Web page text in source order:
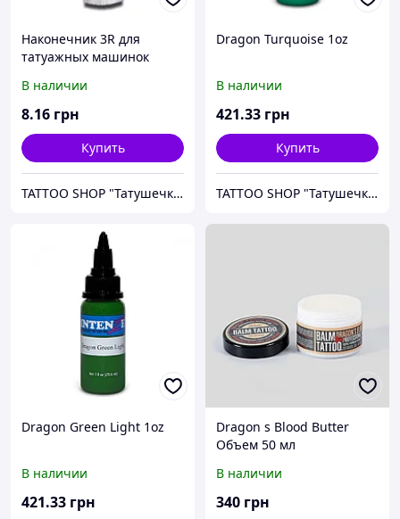
Наконечник 3R для
татуажных машинок
В наличии
8.16 грн
Купить
TATTOO SHOP "Татушечка" Молдова
Dragon Turquoise 1oz
В наличии
421.33 грн
Купить
TATTOO SHOP "Татушечка" Молдова
Dragon Green Light 1oz
В наличии
421.33 грн
Dragon s Blood Butter
Объем 50 мл
В наличии
340 грн